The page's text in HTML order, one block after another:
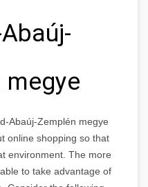
megye
Abaúj-Zemplén megye
online shopping so that
environment. The more
to take advantage of